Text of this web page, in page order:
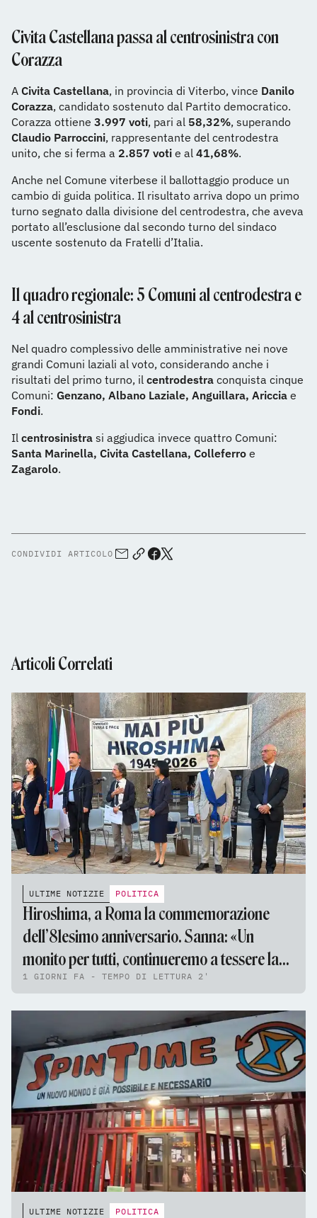
Civita Castellana passa al centrosinistra con
Corazza
A Civita Castellana, in provincia di Viterbo, vince Danilo
Corazza, candidato sostenuto dal Partito democratico.
Corazza ottiene 3.997 voti, pari al 58,32%, superando
Claudio Parroccini, rappresentante del centrodestra
unito, che si ferma a 2.857 voti e al 41,68%.
Anche nel Comune viterbese il ballottaggio produce un
cambio di guida politica. Il risultato arriva dopo un primo
turno segnato dalla divisione del centrodestra, che aveva
portato all’esclusione dal secondo turno del sindaco
uscente sostenuto da Fratelli d’Italia.
Il quadro regionale: 5 Comuni al centrodestra e
4 al centrosinistra
Nel quadro complessivo delle amministrative nei nove
grandi Comuni laziali al voto, considerando anche i
risultati del primo turno, il centrodestra conquista cinque
Comuni: Genzano, Albano Laziale, Anguillara, Ariccia e
Fondi.
Il centrosinistra si aggiudica invece quattro Comuni:
Santa Marinella, Civita Castellana, Colleferro e
Zagarolo.
CONDIVIDI ARTICOLO
Articoli Correlati
ULTIME NOTIZIE POLITICA
Hiroshima, a Roma la commemorazione
dell’81esimo anniversario. Sanna: «Un
monito per tutti, continueremo a tessere la
tela della pace»
1 GIORNI FA - TEMPO DI LETTURA 2'
ULTIME NOTIZIE POLITICA